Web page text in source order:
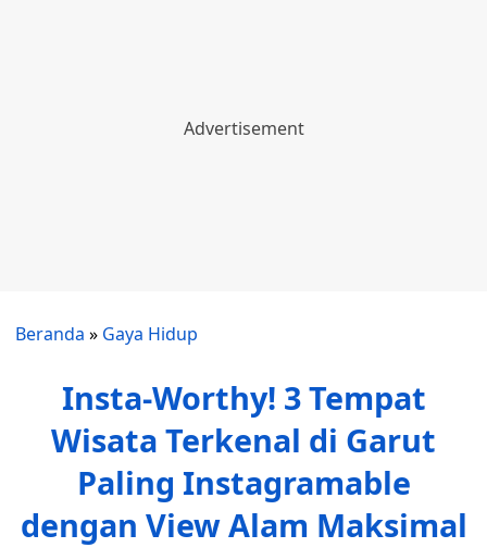
Beranda » Gaya Hidup
Insta-Worthy! 3 Tempat
Wisata Terkenal di Garut
Paling Instagramable
dengan View Alam Maksimal